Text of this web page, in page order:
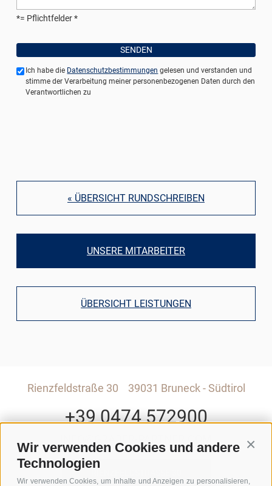
Wir verwenden Cookies und andere
Technologien
Wir verwenden Cookies, um Inhalte und Anzeigen zu personalisieren,
*= Pflichtfelder
Ich habe die Datenschutzbestimmungen gelesen und verstanden und
stimme der Verarbeitung meiner personenbezogenen Daten durch den
Verantwortlichen zu
« ÜBERSICHT RUNDSCHREIBEN
UNSERE MITARBEITER
ÜBERSICHT LEISTUNGEN
Rienzfeldstraße 30 39031 Bruneck - Südtirol
+39 0474 572900